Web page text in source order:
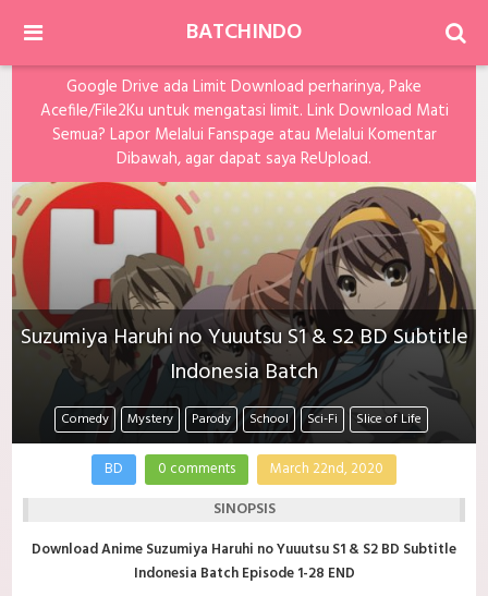
BATCHINDO
Google Drive ada Limit Download perharinya, Pake
Acefile/File2Ku untuk mengatasi limit. Link Download Mati
Semua? Lapor Melalui Fanspage atau Melalui Komentar
Dibawah, agar dapat saya ReUpload.
Suzumiya Haruhi no Yuuutsu S1 & S2 BD Subtitle
Indonesia Batch
Comedy Mystery Parody School Sci-Fi Slice of Life
BD 0 comments March 22nd, 2020
SINOPSIS
Download Anime Suzumiya Haruhi no Yuuutsu S1 & S2 BD Subtitle
Indonesia Batch Episode 1-28 END